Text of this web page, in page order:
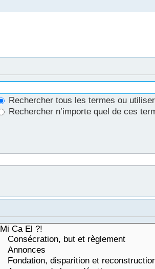
Rechercher tous les termes ou
Rechercher n’importe quel de ces